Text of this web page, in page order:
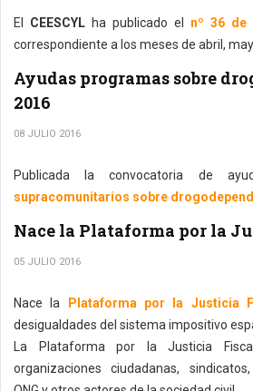
El CEESCYL ha publicado el
nº 36 de
correspondiente a los meses de abril,
Ayudas programas sobre
2016
08 JULIO 2016
Publicada la convocatoria de
supracomunitarios sobre
Nace la Plataforma por la
05 JULIO 2016
Nace la Plataforma por la Justicia
desigualdades del sistema impositivo
La Plataforma por la Justicia
organizaciones ciudadanas,